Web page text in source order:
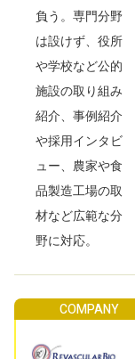
負う。専門分野
は設けず、役所
や学校など公的
施設の取り組み
紹介、事例紹介
や採用インタビ
ュー、農家や食
品製造工場の取
材など広範な分
野に対応。